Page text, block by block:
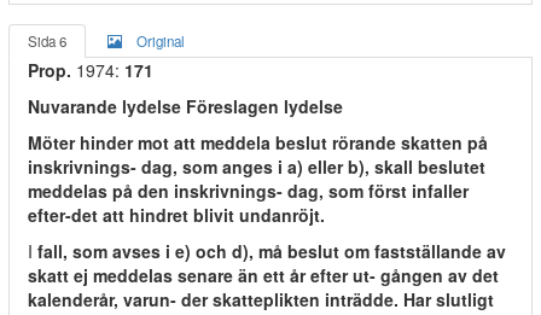
Sida 6 Original
Prop. 1974: 171
Nuvarande lydelse Föreslagen lydelse
Möter hinder mot att meddela beslut rörande skatten på
inskrivnings- dag, som anges i a) eller b), skall beslutet
meddelas på den inskrivnings- dag, som först infaller
efter-det att hindret blivit undanröjt.
I fall, som avses i e) och d), må beslut om fastställande av
skatt ej meddelas senare än ett år efter ut- gången av det
kalenderår, varun- der skatteplikten inträdde. Har slutligt